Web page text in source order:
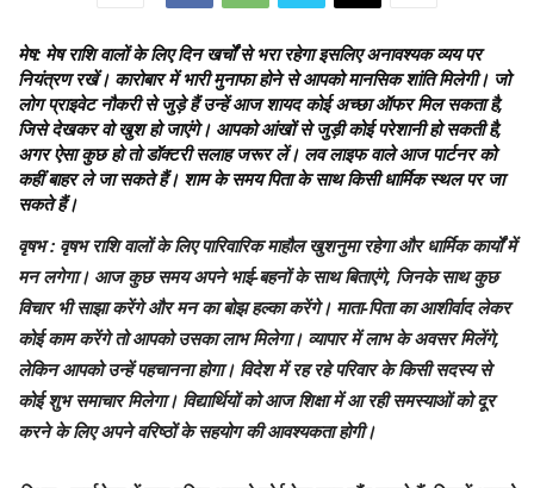
मेष: मेष राशि वालों के लिए दिन खर्चों से भरा रहेगा इसलिए अनावश्यक व्यय पर
नियंत्रण रखें। कारोबार में भारी मुनाफा होने से आपको मानसिक शांति मिलेगी। जो
लोग प्राइवेट नौकरी से जुड़े हैं उन्हें आज शायद कोई अच्छा ऑफर मिल सकता है,
जिसे देखकर वो खुश हो जाएंगे। आपको आंखों से जुड़ी कोई परेशानी हो सकती है,
अगर ऐसा कुछ हो तो डॉक्टरी सलाह जरूर लें। लव लाइफ वाले आज पार्टनर को
कहीं बाहर ले जा सकते हैं। शाम के समय पिता के साथ किसी धार्मिक स्थल पर जा
सकते हैं।
वृषभ: वृषभ राशि वालों के लिए पारिवारिक माहौल खुशनुमा रहेगा और धार्मिक कार्यों में
मन लगेगा। आज कुछ समय अपने भाई-बहनों के साथ बिताएंगे, जिनके साथ कुछ
विचार भी साझा करेंगे और मन का बोझ हल्का करेंगे। माता-पिता का आशीर्वाद लेकर
कोई काम करेंगे तो आपको उसका लाभ मिलेगा। व्यापार में लाभ के अवसर मिलेंगे,
लेकिन आपको उन्हें पहचानना होगा। विदेश में रह रहे परिवार के किसी सदस्य से
कोई शुभ समाचार मिलेगा। विद्यार्थियों को आज शिक्षा में आ रही समस्याओं को दूर
करने के लिए अपने वरिष्ठों के सहयोग की आवश्यकता होगी।